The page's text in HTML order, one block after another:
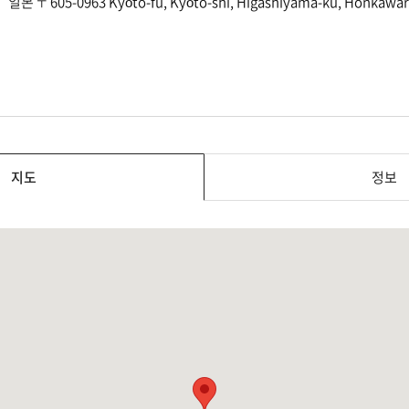
지도 정보